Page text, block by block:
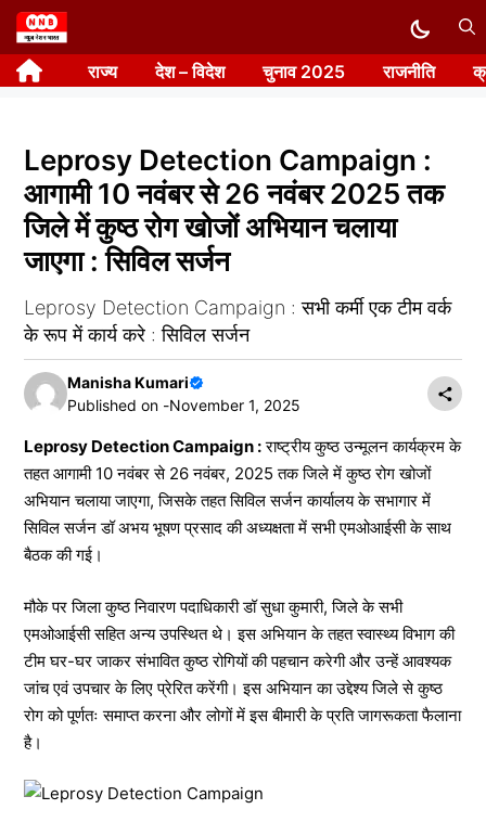
Skip
to
content राज्य देश – विदेश चुनाव 2025 राजनीति
Leprosy Detection Campaign :
आगामी 10 नवंबर से 26 नवंबर 2025 तक
जिले में कुष्ठ रोग खोजों अभियान चलाया
जाएगा : सिविल सर्जन
Leprosy Detection Campaign : सभी कर्मी एक टीम वर्क
के रूप में कार्य करे : सिविल सर्जन
Manisha Kumari
Published on -November 1, 2025
Leprosy Detection Campaign :राष्ट्रीय कुष्ठ उन्मूलन कार्यक्रम के
तहत आगामी 10 नवंबर से 26 नवंबर, 2025 तक जिले में कुष्ठ रोग खोजों
अभियान चलाया जाएगा, जिसके तहत सिविल सर्जन कार्यालय के सभागार में
सिविल सर्जन डॉ अभय भूषण प्रसाद की अध्यक्षता में सभी एमओआईसी के साथ
बैठक की गई।
मौके पर जिला कुष्ठ निवारण पदाधिकारी डॉ सुधा कुमारी, जिले के सभी
एमओआईसी सहित अन्य उपस्थित थे। इस अभियान के तहत स्वास्थ्य विभाग की
टीम घर-घर जाकर संभावित कुष्ठ रोगियों की पहचान करेगी और उन्हें आवश्यक
जांच एवं उपचार के लिए प्रेरित करेंगी। इस अभियान का उद्देश्य जिले से कुष्ठ
रोग को पूर्णतः समाप्त करना और लोगों में इस बीमारी के प्रति जागरूकता फैलाना
है।